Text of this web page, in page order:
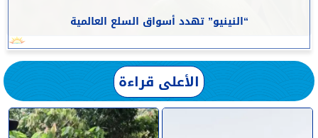
“النينيو” تهدد أسواق السلع العالمية
الأعلى قراءة